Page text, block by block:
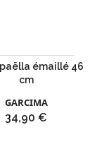
émaillé 46
cm
GARCIMA
Prix
34,90 €